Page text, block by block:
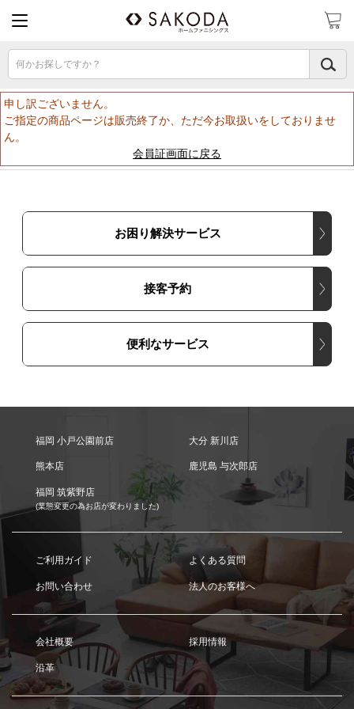
何かお探しですか？
申し訳ございません。
ご指定の商品ページは販売終了か、ただ今お取扱いをしておりませ
ん。
会員証画面に戻る
お困り解決サービス
接客予約
便利なサービス
福岡 小戸公園前店 大分 新川店
熊本店 鹿児島 与次郎店
福岡 筑紫野店
(業態変更の為お店が変わりました)
ご利用ガイド よくある質問
お問い合わせ 法人のお客様へ
会社概要 採用情報
沿革